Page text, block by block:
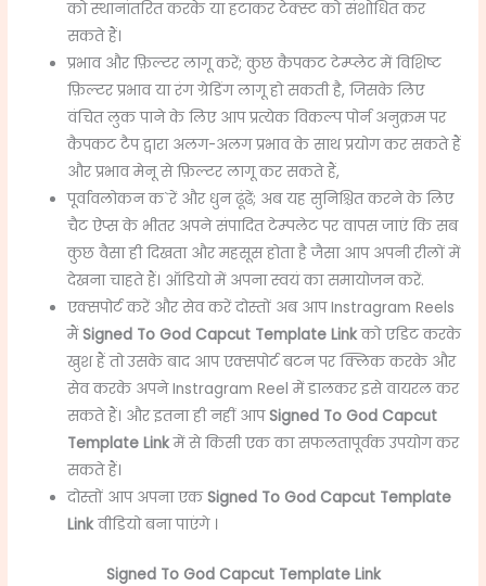
को स्थानांतरित करके या हटाकर टेक्स्ट को संशोधित कर
सकते हैं।
प्रभाव और फ़िल्टर लागू करें; कुछ कैपकट टेम्प्लेट में विशिष्ट
फ़िल्टर प्रभाव या रंग ग्रेडिंग लागू हो सकती है, जिसके लिए
वंचित लुक पाने के लिए आप प्रत्येक विकल्प पोर्न अनुक्रम पर
कैपकट टैप द्वारा अलग-अलग प्रभाव के साथ प्रयोग कर सकते हैं
और प्रभाव मेनू से फ़िल्टर लागू कर सकते हैं,
पूर्वावलोकन क`रें और धुन ढूंढें; अब यह सुनिश्चित करने के लिए
चैट ऐप्स के भीतर अपने संपादित टेम्पलेट पर वापस जाएं कि सब
कुछ वैसा ही दिखता और महसूस होता है जैसा आप अपनी रीलों में
देखना चाहते हैं। ऑडियो में अपना स्वयं का समायोजन करें.
एक्सपोर्ट करें और सेव करें दोस्तों अब आप Instragram Reels
मैंSigned To God Capcut Template Link को एडिट करके
खुश हैं तो उसके बाद आप एक्सपोर्ट बटन पर क्लिक करके और
सेव करके अपने Instragram Reel में डालकर इसे वायरल कर
सकते हैं। और इतना ही नहीं आपSigned To God Capcut
Template Link में से किसी एक का सफलतापूर्वक उपयोग कर
सकते हैं।
दोस्तों आप अपना एकSigned To God Capcut Template
Linkवीडियो बना पाएंगे ।
Signed To God Capcut Template Link